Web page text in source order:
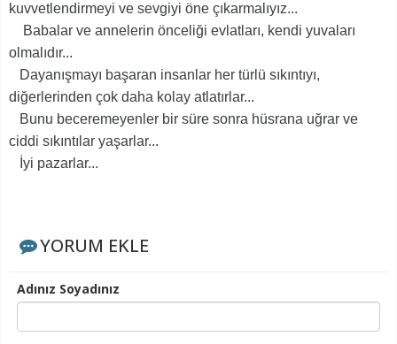
kuvvetlendirmeyi ve sevgiyi öne çıkarmalıyız...
Babalar ve annelerin önceliği evlatları, kendi yuvaları
olmalıdır...
Dayanışmayı başaran insanlar her türlü sıkıntıyı,
diğerlerinden çok daha kolay atlatırlar...
Bunu beceremeyenler bir süre sonra hüsrana uğrar ve
ciddi sıkıntılar yaşarlar...
İyi pazarlar...
YORUM EKLE
Adınız Soyadınız